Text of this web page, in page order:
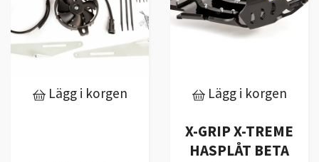
Lägg i korgen Lägg i korgen
X-GRIP X-TREME
HASPLÅT BETA